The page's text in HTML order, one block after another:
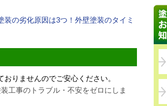
の劣化原因は3つ！外壁塗装のタイミ
りませんのでご安心ください。
工事のトラブル・不安をゼロにしま